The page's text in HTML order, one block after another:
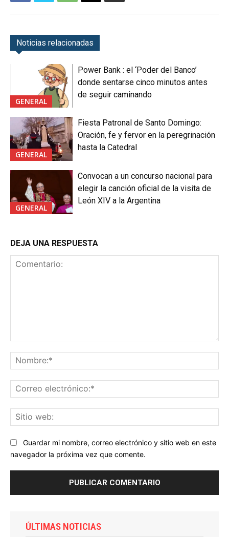
Noticias relacionadas
GENERAL
Power Bank : el ‘Poder del Banco’
donde sentarse cinco minutos antes
de seguir caminando
GENERAL
Fiesta Patronal de Santo Domingo:
Oración, fe y fervor en la peregrinación
hasta la Catedral
GENERAL
Convocan a un concurso nacional para
elegir la canción oficial de la visita de
León XIV a la Argentina
DEJA UNA RESPUESTA
Guardar mi nombre, correo electrónico y sitio web en este
navegador la próxima vez que comente.
ÚLTIMAS NOTICIAS